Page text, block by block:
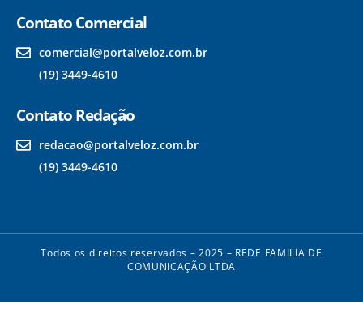
Contato Comercial
comercial@portalveloz.com.br
(19) 3449-4610
Contato Redação
redacao@portalveloz.com.br
(19) 3449-4610
Todos os direitos reservados – 2025 – REDE FAMILIA DE
COMUNICAÇÃO LTDA